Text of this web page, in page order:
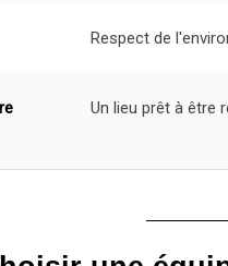
Respect de
Un lieu prêt à être